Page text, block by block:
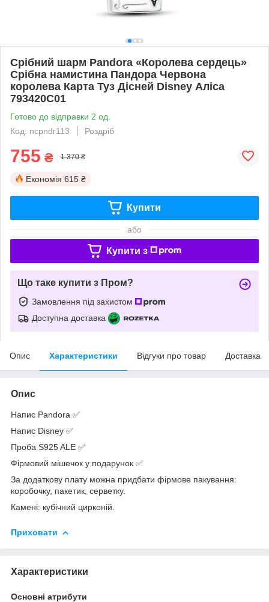
Срібний шарм Pandora «Королева сердець»
Срібна намистина Пандора Червона
королева Карта Туз Дісней Disney Аліса
793420C01
Готово до відправки 2 од.
Код: ncpndr113
Роздріб
755 ₴ 1 370 ₴
Економія 615 ₴
Купити
або
Купити з
Що таке купити з Пром?
Замовлення під захистом
Доступна доставка
Опис Характеристики Відгуки про товар Доставка
Опис
Напис Pandora ✅
Напис Disney ✅
Проба S925 ALE ✅
Фірмовий мішечок у подарунок ✅
За додаткову плату можна придбати фірмове пакування:
коробочку, пакетик, серветку.
Камені: кубічний цирконій.
Приховати
Характеристики
Основні атрибути